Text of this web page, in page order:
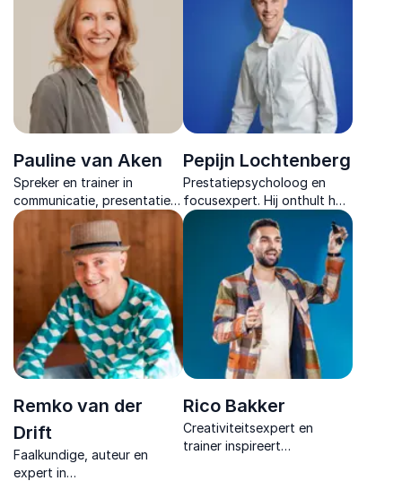
omgaan met tegenslagen.
moedigt anderen aan hun
potentieel te ontdekken.
Pauline van Aken
Spreker en trainer in
communicatie, presentatie
en welzijn, met 30 jaar
ervaring en een unieke,
holistische aanpak.
Pepijn Lochtenberg
Prestatiepsycholoog en
focusexpert. Hij onthult hoe
focus de sleutel is tot
betere prestaties, energie
en voldoening.
Remko van der
Drift
Faalkundige, auteur en
expert in
Rico Bakker
Creativiteitsexpert en
trainer inspireert